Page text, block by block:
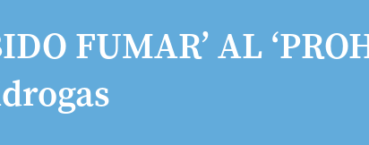
FUMAR’ AL